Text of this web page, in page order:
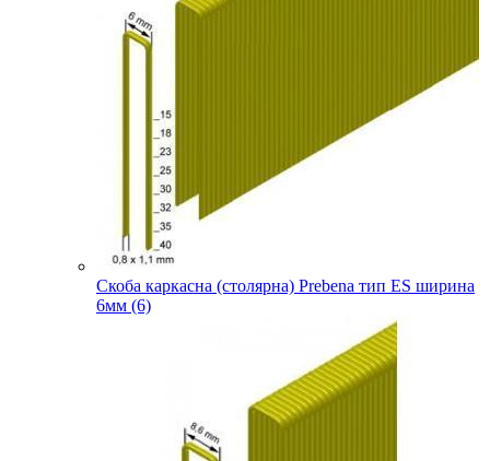
Скоба каркасна (столярна) Prebena тип ES ширина
6мм (6)